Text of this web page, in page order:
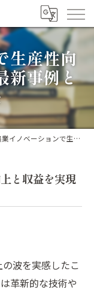
生産性向
新事例と
ノベーションで生産性向上と収益を実現する最新事例と成功の秘訣
と収益を実現
波を実感したこ
革新的な技術や